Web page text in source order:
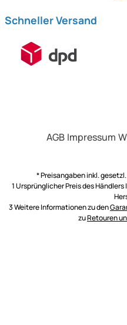
Schneller Versand
AGB Impressum
* Preisangaben inkl.
1 Ursprünglicher Preis des
3 Weitere Informationen zu den
zuRetouren